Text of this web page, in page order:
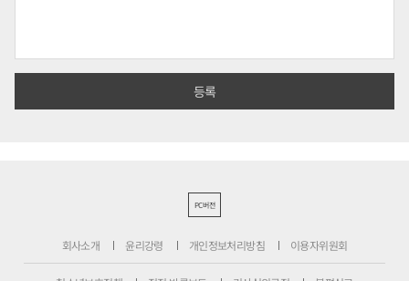
PC버전
회사소개 윤리강령 개인정보처리방침 이용자위원회